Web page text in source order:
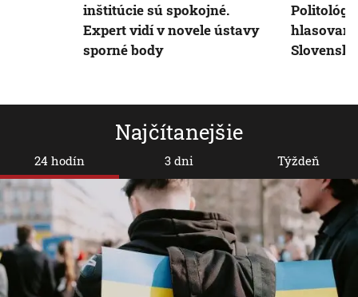
Najčítanejšie
24 hodín 3 dni Týždeň
inštitúcie sú spokojné.
Expert vidí v novele ústavy
sporné body